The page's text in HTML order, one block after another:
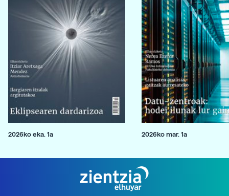
2026ko eka. 1a 2026ko mar. 1a